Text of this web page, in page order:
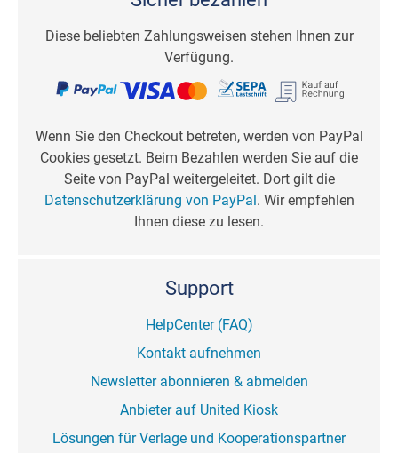
Diese beliebten Zahlungsweisen stehen Ihnen zur
Verfügung.
Wenn Sie den Checkout betreten, werden von PayPal
Cookies gesetzt. Beim Bezahlen werden Sie auf die
Seite von PayPal weitergeleitet. Dort gilt die
Datenschutzerklärung von PayPal . Wir empfehlen
Ihnen diese zu lesen.
Support
HelpCenter (FAQ)
Kontakt aufnehmen
Newsletter abonnieren & abmelden
Anbieter auf United Kiosk
Lösungen für Verlage und Kooperationspartner